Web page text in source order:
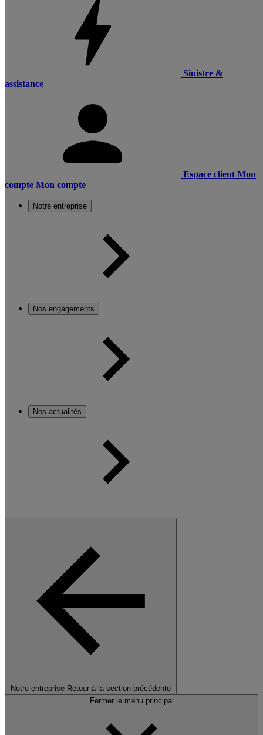
Sinistre &
assistance
Espace client Mon
compte Mon compte
Notre entreprise
Nos engagements
Nos actualités
Notre entreprise Retour à la section précédente
Fermer le menu principal